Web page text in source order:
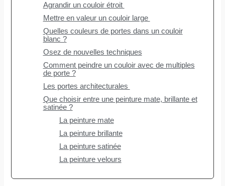
Agrandir un couloir étroit
Mettre en valeur un couloir large
Quelles couleurs de portes dans un couloir
blanc ?
Osez de nouvelles techniques
Comment peindre un couloir avec de multiples
de porte ?
Les portes architecturales
Que choisir entre une peinture mate, brillante et
satinée ?
La peinture mate
La peinture brillante
La peinture satinée
La peinture velours